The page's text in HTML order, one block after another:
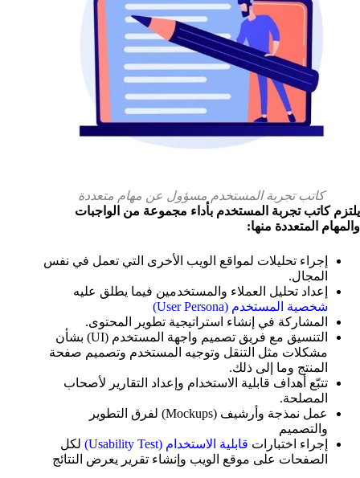
كاتب تجربة المستخدم مسؤول عن مهام متعددة
يلتزم كاتب تجربة المستخدم بأداء مجموعة من الواجبات
والمهام المتعددة منها:
إجراء تحليلات لمواقع الويب الأخرى التي تعمل في نفس
المجال.
إعداد تحليل العملاء والمستخدمين فيما يطلق عليه
شخصية المستخدم (User Persona)
المشاركة في إنشاء استراتيجية تطوير المحتوى.
التنسيق مع فريق تصميم واجهة المستخدم (UI) بشأن
مشكلات مثل التنقل وتوجيه المستخدم وتصميم صفحة
المنتج وما إلى ذلك.
تتبّع أهداف قابلية الاستخدام وإعداد التقارير لأصحاب
المصلحة.
عمل نمذجة وأرشيف (Mockups) لفرق التطوير
والتصميم
إجراء اختبارات قابلية الاستخدام (Usability Test)
لكل
الصفحات على موقع الويب وإنشاء تقرير يعرض النتائج